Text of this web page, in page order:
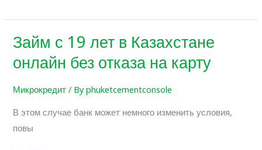
Займ с 19 лет в Казахстане
онлайн без отказа на карту
Микрокредит/ Byphuketcementconsole
В этом случае банк может немного изменить условия,
повы
Займ
19
лет
Казахстане
онлайн